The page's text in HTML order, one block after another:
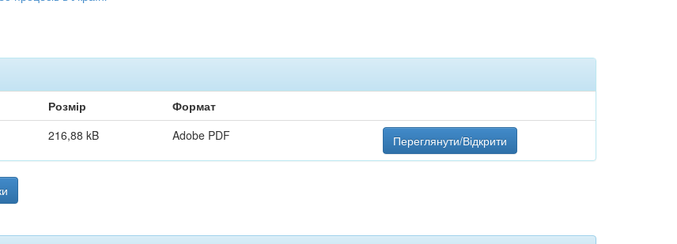
Розмір
Формат
216,88 kB Adobe PDF Переглянути/Відкрити